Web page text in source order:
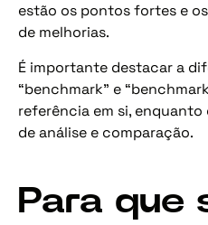
estão os pontos fortes e
de melhorias.
É importante destacar a
“benchmark” e
referência em si,
de análise e comparação.
Para que